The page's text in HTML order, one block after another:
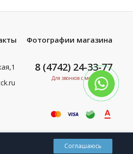
Фотографии магазина
8 (4742) 24-33-77
Для звонков с мобильных
Соглашаюсь